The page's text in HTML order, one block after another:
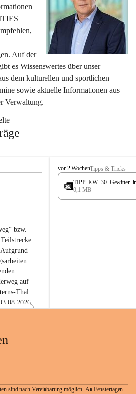
Auf der
es Wissenswertes über unser
dem kulturellen und sportlichen
sowie aktuelle Informationen aus
Verwaltung.
bzw.
Aufgrund
auf
Thal
L
a
e
vor 2 WochenTipps & Tricks
0,1 MB
sind nach Vereinbarung möglich. An Fenstertagen